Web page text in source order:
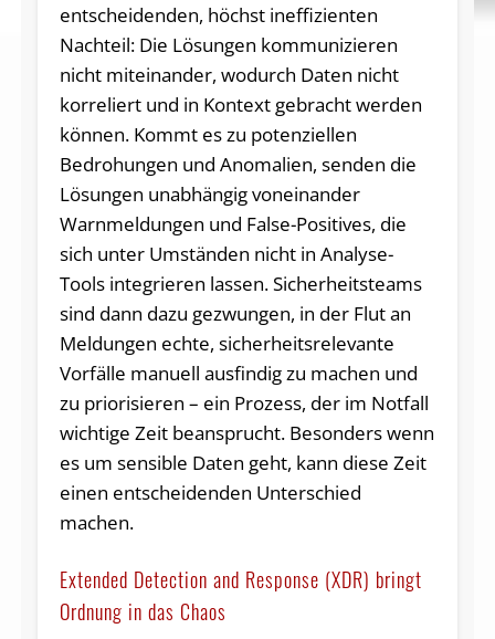
entscheidenden, höchst ineffizienten
Nachteil: Die Lösungen kommunizieren
nicht miteinander, wodurch Daten nicht
korreliert und in Kontext gebracht werden
können. Kommt es zu potenziellen
Bedrohungen und Anomalien, senden die
Lösungen unabhängig voneinander
Warnmeldungen und False-Positives, die
sich unter Umständen nicht in Analyse-
Tools integrieren lassen. Sicherheitsteams
sind dann dazu gezwungen, in der Flut an
Meldungen echte, sicherheitsrelevante
Vorfälle manuell ausfindig zu machen und
zu priorisieren – ein Prozess, der im Notfall
wichtige Zeit beansprucht. Besonders wenn
es um sensible Daten geht, kann diese Zeit
einen entscheidenden Unterschied
machen.
Extended Detection and Response (XDR) bringt
Ordnung in das Chaos